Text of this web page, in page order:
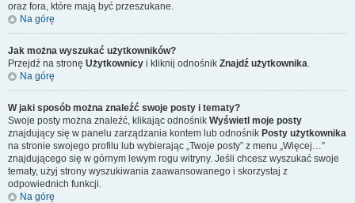
oraz fora, które mają być przeszukane.
Na górę
Jak można wyszukać użytkowników?
Przejdź na stronę Użytkownicy i kliknij odnośnik Znajdź użytkownika.
Na górę
W jaki sposób można znaleźć swoje posty i tematy?
Swoje posty można znaleźć, klikając odnośnik Wyświetl moje posty
znajdujący się w panelu zarządzania kontem lub odnośnik Posty użytkownika
na stronie swojego profilu lub wybierając „Twoje posty” z menu „Więcej…”
znajdującego się w górnym lewym rogu witryny. Jeśli chcesz wyszukać swoje
tematy, użyj strony wyszukiwania zaawansowanego i skorzystaj z
odpowiednich funkcji.
Na górę